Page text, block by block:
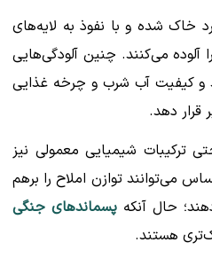
خاک شده و با نفوذ به لایه‌های
را آلوده می‌کنند. چنین آلودگی‌هایی
و کیفیت آب شرب و چرخه غذایی
قرار دهد.
ترکیبات شیمیایی معمولی نیز
می‌توانند توازن املاح را برهم
حال آنکهپسماندهای جنگی
هستند.